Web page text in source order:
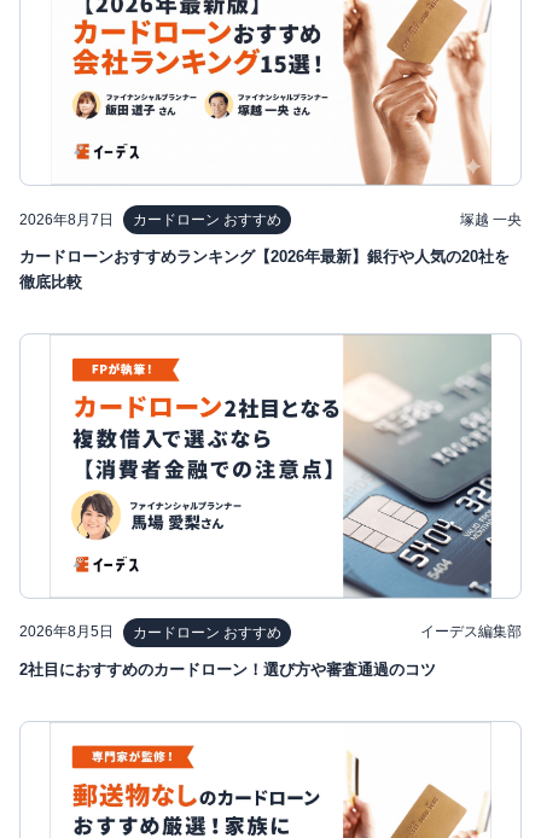
2026年8月7日 カードローン おすすめ 塚越 一央
カードローンおすすめランキング【2026年最新】銀行や人気の20社を
徹底比較
2026年8月5日 カードローン おすすめ イーデス編集部
2社目におすすめのカードローン！選び方や審査通過のコツ